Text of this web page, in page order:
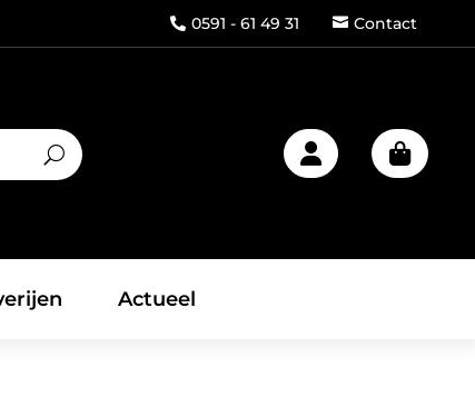
 0591 - 61 49 31  Contact

Actueel